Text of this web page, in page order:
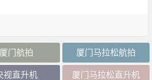
厦门航拍 厦门马拉松航拍
视直升机 厦门马拉松直升机